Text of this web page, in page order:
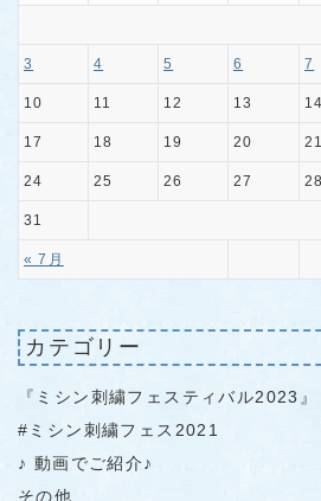
« 7月
3 4 5 6 7
10 11 12 13 14
17 18 19 20 21
24 25 26 27 28
31
カテゴリー
『ミシン刺繍フェスティバル2023』
#ミシン刺繍フェス2021
♪ 動画でご紹介♪
その他